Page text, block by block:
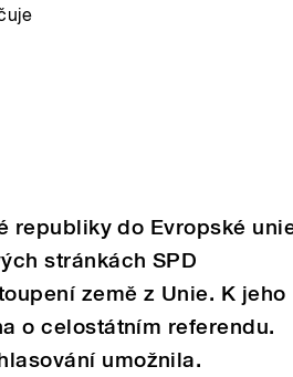
republiky do Evropské
stránkách SPD
země z Unie. K jeho
o celostátním referendu.
umožnila.